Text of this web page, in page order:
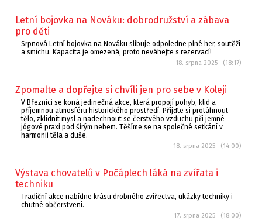
Letní bojovka na Nováku: dobrodružství a zábava
pro děti
Srpnová Letní bojovka na Nováku slibuje odpoledne plné her, soutěží
a smíchu. Kapacita je omezená, proto neváhejte s rezervací!
18. srpna 2025 (18:17)
Zpomalte a dopřejte si chvíli jen pro sebe v Koleji
V Březnici se koná jedinečná akce, která propojí pohyb, klid a
příjemnou atmosféru historického prostředí. Přijďte si protáhnout
tělo, zklidnit mysl a nadechnout se čerstvého vzduchu při jemné
jógové praxi pod širým nebem. Těšíme se na společné setkání v
harmonii těla a duše.
18. srpna 2025 (14:00)
Výstava chovatelů v Počáplech láká na zvířata i
techniku
Tradiční akce nabídne krásu drobného zvířectva, ukázky techniky i
chutné občerstvení.
17. srpna 2025 (18:00)